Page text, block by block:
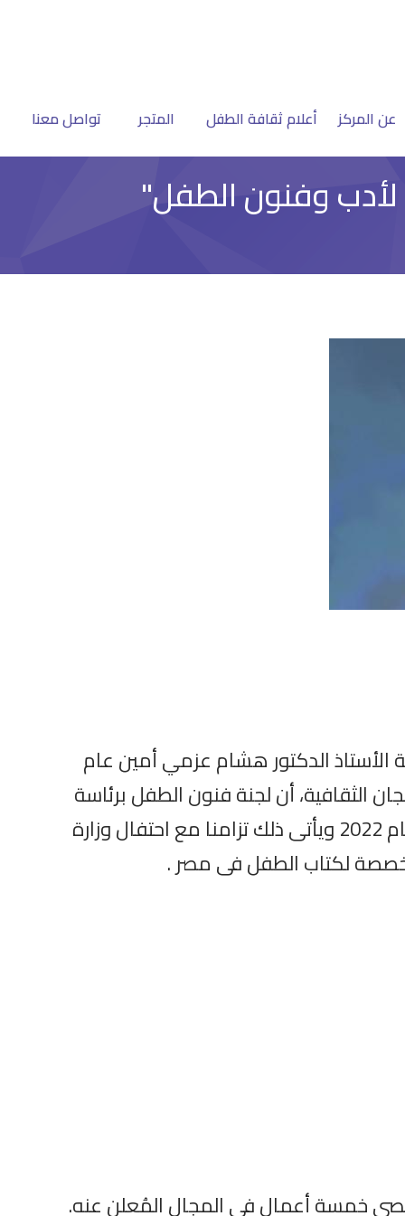
عن المركز أعلام ثقافة الطفل المتجر تواصل معنا
لأدب وفنون الطفل"
الأستاذ الدكتور هشام عزمي أمين عام
الثقافية، أن لجنة فنون الطفل برئاسة
الكاتبة الكبيرة فاطمة المعدول تنظم مسابقة “كامل كيلاني في أدب ورسوم كتب الأطفال” لعام 2022 ويأتى ذلك تزامنا مع احتفال وزارة
لكتاب الطفل فى مصر .
خمسة أعمال في المجال المُعلن عنه.